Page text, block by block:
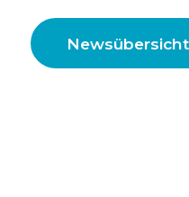
Newsübersicht